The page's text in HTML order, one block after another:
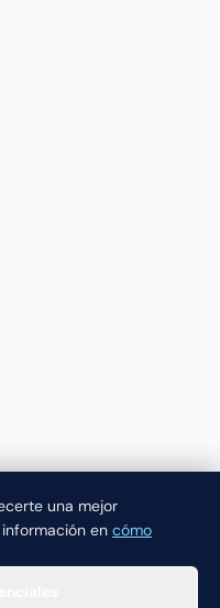
una mejor
en cómo